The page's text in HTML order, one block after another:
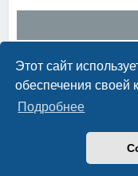
Этот сайт
обеспечения своей
Подробнее
phpBB